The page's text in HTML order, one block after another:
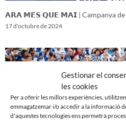
Gestionar el
les cookies
Per a oferir les millors experiències,
emmagatzemar i/o accedir a la informació
d'aquestes tecnologies ens permetrà
𝗔𝗥𝗔 𝗠𝗘́𝗦 𝗤𝗨𝗘 𝗠𝗔𝗜 | Campanya de
17 d'octubre de 2024